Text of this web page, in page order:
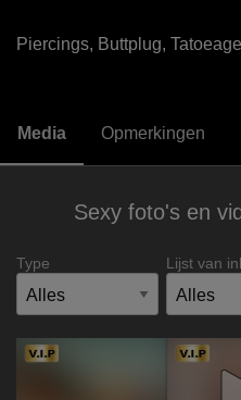
Piercings, Buttplug, Tatoeage
Media Opmerkingen
Sexy foto's en
Type Lijst van